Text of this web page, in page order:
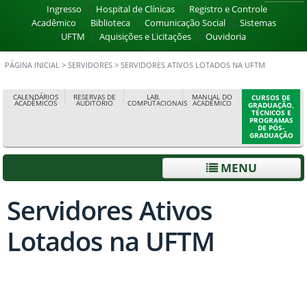
Ingresso Hospital de Clínicas
Registro e Controle
Acadêmico
Biblioteca Comunicação Social
Sistemas
UFTM
Aquisições e Licitações Ouvidoria
PÁGINA INICIAL > SERVIDORES > SERVIDORES ATIVOS LOTADOS NA UFTM
CALENDÁRIOS
ACADÊMICOS
RESERVAS DE
AUDITÓRIO
LAB.
COMPUTACIONAIS
MANUAL DO
ACADÊMICO
CURSOS DE
GRADUAÇÃO,
TÉCNICOS E
PROGRAMAS
DE PÓS-
GRADUAÇÃO
MENU
Servidores Ativos
Lotados na UFTM